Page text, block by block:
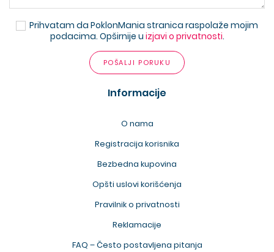
Prihvatam da PoklonMania stranica raspolaže mojim
podacima. Opširnije u izjavi o privatnosti.
POŠALJI PORUKU
Informacije
O nama
Registracija korisnika
Bezbedna kupovina
Opšti uslovi korišćenja
Pravilnik o privatnosti
Reklamacije
FAQ – Često postavljena pitanja